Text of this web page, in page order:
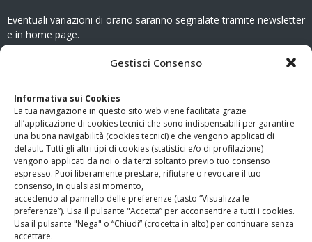
Gestisci Consenso
Informativa sui Cookies
La tua navigazione in questo sito web viene facilitata grazie
all’applicazione di cookies tecnici che sono indispensabili per garantire
una buona navigabilità (cookies tecnici) e che vengono applicati di
default. Tutti gli altri tipi di cookies (statistici e/o di profilazione)
vengono applicati da noi o da terzi soltanto previo tuo consenso
espresso. Puoi liberamente prestare, rifiutare o revocare il tuo
consenso, in qualsiasi momento,
accedendo al pannello delle preferenze (tasto “Visualizza le
preferenze”). Usa il pulsante "Accetta” per acconsentire a tutti i cookies.
Usa il pulsante "Nega" o “Chiudi” (crocetta in alto) per continuare senza
accettare.
Eventuali variazioni di orario saranno segnalate tramite newsletter
e in home page.
www.odg.toscana.it – testata registrata presso il Tribunale di
Firenze al nr. 5208 dell’ 08.10.2002. Direttore responsabile:
Giampaolo Marchini – C.F. 80005790482
LINK UTILI
PagoPA